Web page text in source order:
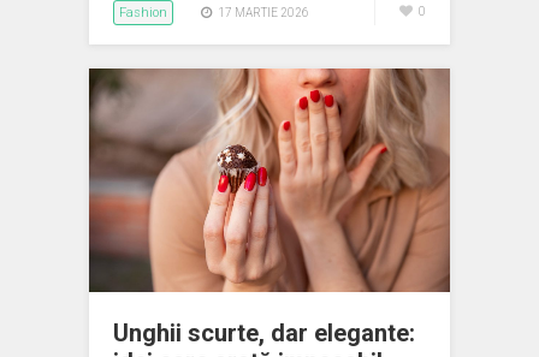
Fashion 17 MARTIE 2026 0
Unghii scurte, dar elegante: